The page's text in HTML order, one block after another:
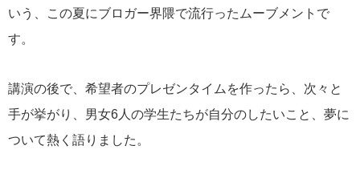
いう、この夏にブロガー界隈で流行ったムーブメントで
す。
講演の後で、希望者のプレゼンタイムを作ったら、次々と
手が挙がり、男女6人の学生たちが自分のしたいこと、夢に
ついて熱く語りました。